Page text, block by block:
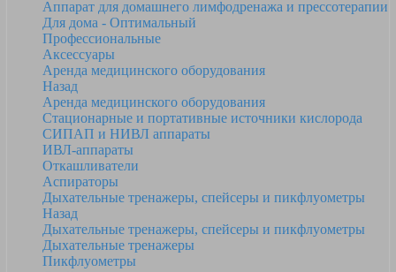
Аппарат для домашнего лимфодренажа и прессотерапии
Для дома - Оптимальный
Профессиональные
Аксессуары
Аренда медицинского оборудования
Назад
Аренда медицинского оборудования
Стационарные и портативные источники кислорода
СИПАП и НИВЛ аппараты
ИВЛ-аппараты
Откашливатели
Аспираторы
Дыхательные тренажеры, спейсеры и пикфлуометры
Назад
Дыхательные тренажеры, спейсеры и пикфлуометры
Дыхательные тренажеры
Пикфлуометры